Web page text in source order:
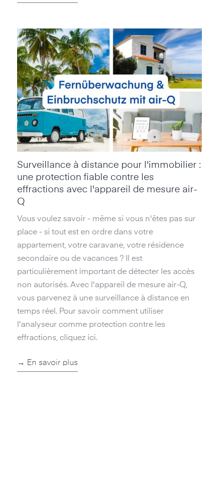
Surveillance à distance pour l'immobilier :
une protection fiable contre les
effractions avec l'appareil de mesure air-
Q
Vous voulez savoir - même si vous n'êtes pas sur
place - si tout est en ordre dans votre
appartement, votre caravane, votre résidence
secondaire ou de vacances ? Il est
particulièrement important de détecter les accès
non autorisés. Avec l'appareil de mesure air-Q,
vous parvenez à une surveillance à distance en
temps réel. Pour savoir comment utiliser
l'analyseur comme protection contre les
effractions, cliquez ici.
→ En savoir plus